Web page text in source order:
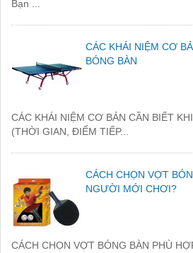
Bạn ...
CÁC KHÁI NIỆM CƠ
BÓNG BÀN
CÁC KHÁI NIỆM CƠ BẢN CẦN BIẾT
(THỜI GIAN, ĐIỂM TIẾP...
CÁCH CHỌN VỢT
NGƯỜI MỚI CHƠI?
CÁCH CHỌN VỢT BÓNG BÀN PHÙ